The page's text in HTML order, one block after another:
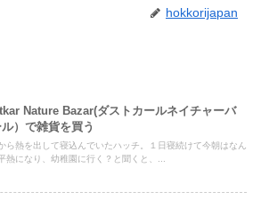
hokkorijapan
Nature Bazar(ダストカールネイチャーバ
）で雑貨を買う
ら熱を出して寝込んでいたハッチ。１日寝続けて今朝はなん
熱になり、幼稚園に行く？と聞くと、...